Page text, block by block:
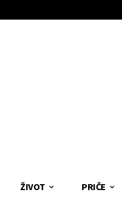
ŽIVOT PRIČE